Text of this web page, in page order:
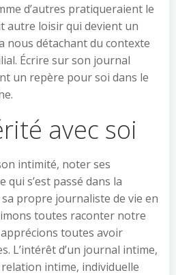
d’autres pratiqueraient le
autre loisir qui devient un
nous détachant du contexte
Écrire sur son journal
un repère pour soi dans le
avec soi
intimité, noter ses
qui s’est passé dans la
propre journaliste de vie en
toutes raconter notre
toutes avoir
L’intérêt d’un journal intime,
relation intime, individuelle